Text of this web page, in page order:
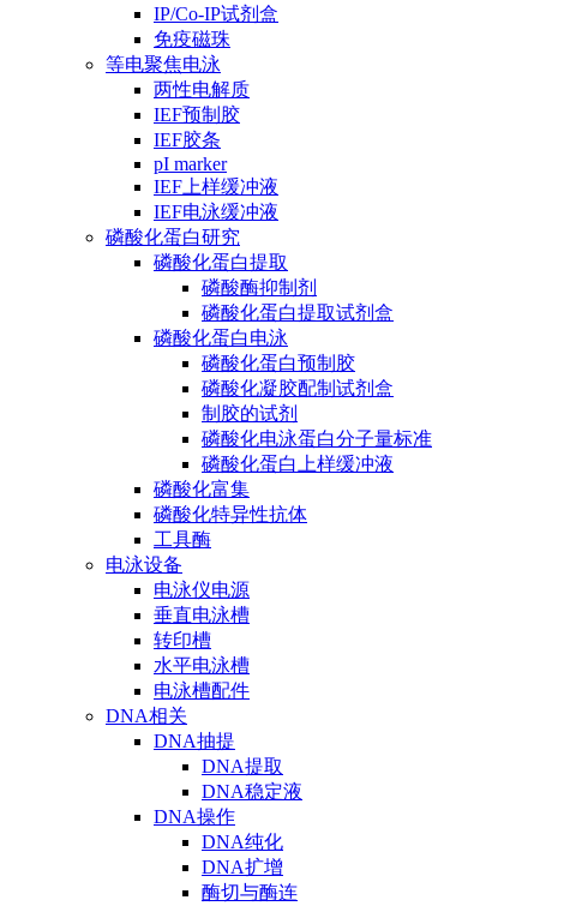
IP/Co-IP试剂盒
免疫磁珠
等电聚焦电泳
两性电解质
IEF预制胶
IEF胶条
pI marker
IEF上样缓冲液
IEF电泳缓冲液
磷酸化蛋白研究
磷酸化蛋白提取
磷酸酶抑制剂
磷酸化蛋白提取试剂盒
磷酸化蛋白电泳
磷酸化蛋白预制胶
磷酸化凝胶配制试剂盒
制胶的试剂
磷酸化电泳蛋白分子量标准
磷酸化蛋白上样缓冲液
磷酸化富集
磷酸化特异性抗体
工具酶
电泳设备
电泳仪电源
垂直电泳槽
转印槽
水平电泳槽
电泳槽配件
DNA相关
DNA抽提
DNA提取
DNA稳定液
DNA操作
DNA纯化
DNA扩增
酶切与酶连